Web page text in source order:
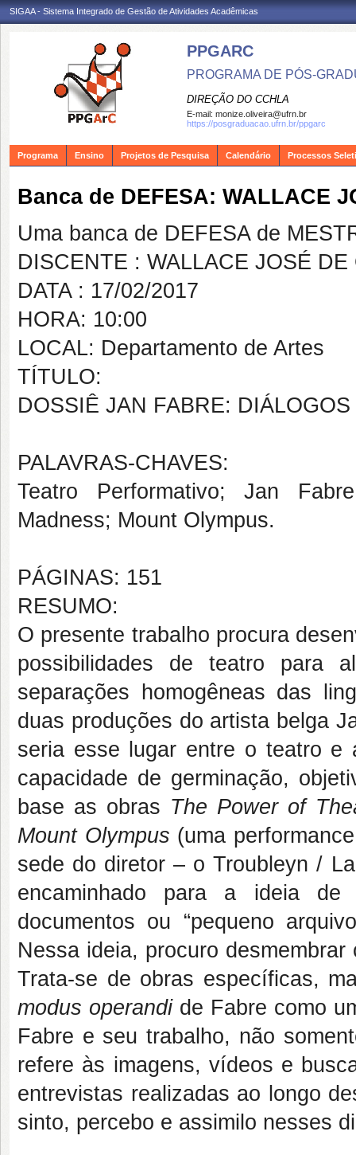
SIGAA - Sistema Integrado de Gestão de Atividades Acadêmicas
PPGARC
PROGRAMA DE PÓS-
DIREÇÃO DO CCHLA
E-mail: monize.oliveira@ufrn.br
https://posgraduacao.ufrn.br/ppgarc
Programa Ensino Projetos de Pesquisa Calendário Processos
Banca de DEFESA: WALLACE
Uma banca de DEFESA de
DISCENTE : WALLACE JOSÉ
DATA : 17/02/2017
HORA: 10:00
LOCAL: Departamento de Artes
TÍTULO:
DOSSIÊ JAN FABRE:
PALAVRAS-CHAVES:
Teatro Performativo; Jan
Madness; Mount Olympus.
PÁGINAS: 151
RESUMO:
O presente trabalho procura
possibilidades de teatro para
separações homogêneas das
duas produções do artista belga
seria esse lugar entre o teatro e
capacidade de germinação,
base as obras The Power of
Mount Olympus (uma
sede do diretor – o Troubleyn /
encaminhado para a ideia
documentos ou “pequeno
Nessa ideia, procuro
Trata-se de obras específicas,
modus operandide Fabre como
Fabre e seu trabalho, não
refere às imagens, vídeos e
entrevistas realizadas ao longo
sinto, percebo e assimilo nesses